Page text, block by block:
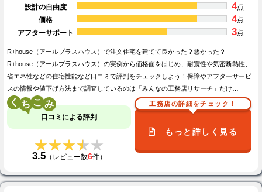
設計の自由度
4点
価格
4点
アフターサポート
3点
R+house（アールプラスハウス）で注文住宅を建てて良かった？悪かった？
R+house（アールプラスハウス）の実例から価格面をはじめ、耐震性や気密断熱性、
省エネ性などの住宅性能など口コミで評判をチェックしよう！保障やアフターサービ
スの情報や値下げ方法まで調査しているのは「みんなの工務店リサーチ」だけ…
く こ
口コミによる評判
★★★★★
★★★★★
3.5（レビュー数6件）
工務店の詳細をチェック！
もっと詳しく見る